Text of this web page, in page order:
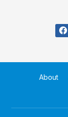
About